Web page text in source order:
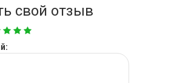
свой отзыв